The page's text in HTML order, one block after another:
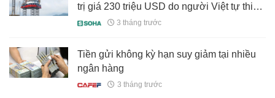
trị giá 230 triệu USD do người Việt tự thiết
kế, chế tạo: Đưa một ngành của nước ta
3 tháng trước
Tiền gửi không kỳ hạn suy giảm tại nhiều
ngân hàng
3 tháng trước